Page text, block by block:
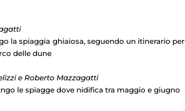
la spiaggia ghiaiosa, seguendo un itinerario per
delle dune
e Roberto Mazzagatti
le spiagge dove nidifica tra maggio e giugno